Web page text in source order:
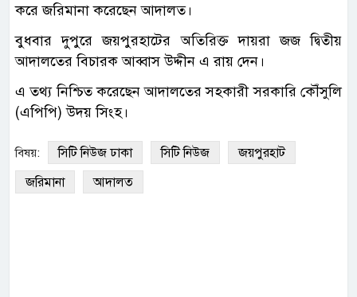
করে জরিমানা করেছেন আদালত।
বুধবার দুপুরে জয়পুরহাটের অতিরিক্ত দায়রা জজ দ্বিতীয়
আদালতের বিচারক আব্বাস উদ্দীন এ রায় দেন।
এ তথ্য নিশ্চিত করেছেন আদালতের সহকারী সরকারি কৌঁসুলি
(এপিপি) উদয় সিংহ।
বিষয়: সিটি নিউজ ঢাকা সিটি নিউজ
জয়পুরহাট
জরিমানা
আদালত